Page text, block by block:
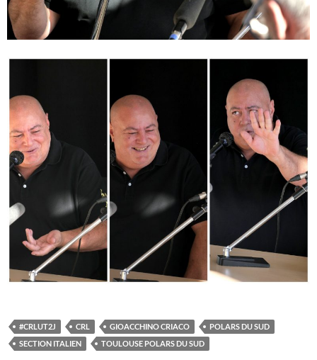
#CRLUT2J CRL GIOACCHINO CRIACO
POLARS DU SUD
SECTION ITALIEN
TOULOUSE POLARS DU SUD